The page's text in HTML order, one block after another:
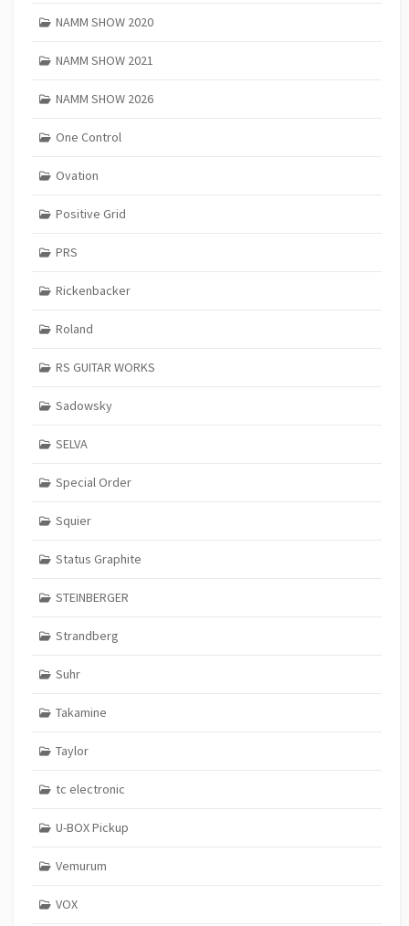
NAMM SHOW 2020
NAMM SHOW 2021
NAMM SHOW 2026
One Control
Ovation
Positive Grid
PRS
Rickenbacker
Roland
RS GUITAR WORKS
Sadowsky
SELVA
Special Order
Squier
Status Graphite
STEINBERGER
Strandberg
Suhr
Takamine
Taylor
tc electronic
U-BOX Pickup
Vemurum
VOX